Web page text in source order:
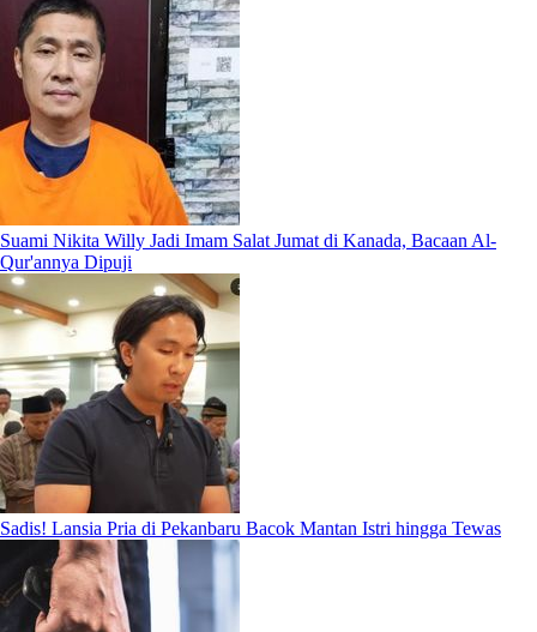
Suami Nikita Willy Jadi Imam Salat Jumat di Kanada, Bacaan Al-
Qur'annya Dipuji
Sadis! Lansia Pria di Pekanbaru Bacok Mantan Istri hingga Tewas